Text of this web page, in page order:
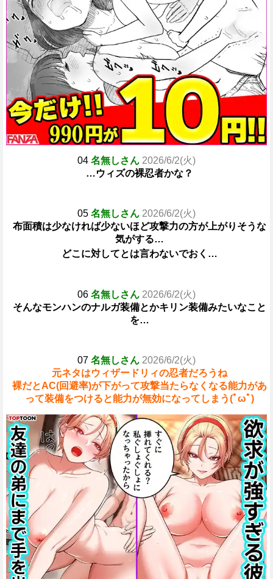
04 名無しさん 2026/6/2(火)
…ウィズの裸忍者かな？
05 名無しさん 2026/6/2(火)
布面積は少なければ少ないほど攻撃力の方が上がりそうな
気がする…
どこに対してとは言わないでおく…
06 名無しさん 2026/6/2(火)
そんなモンハンのナルガ装備とかキリン装備みたいなこと
を…
07 名無しさん 2026/6/2(火)
元ネタはウィザードリィの忍者だろうね
裸だとAC(回避率)が下がって攻撃当たらなくなる能力があ
って装備をつけると能力が無効になってしまう(ﾟωﾟ)